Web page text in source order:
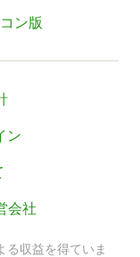
ン版
ン
会社
る収益を得ていま